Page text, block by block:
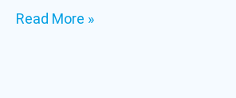
Read More »